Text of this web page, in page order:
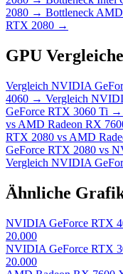
2080 → Bottleneck
RTX 2080 →
GPU Vergleiche
Vergleich NVIDIA
4060 → Vergleich
GeForce RTX 3060 Ti →
vs AMD Radeon RX
RTX 2080 vs AMD
GeForce RTX 2080 vs
Vergleich NVIDIA
Ähnliche
NVIDIA GeForce RTX
20.000
NVIDIA GeForce RTX
20.000